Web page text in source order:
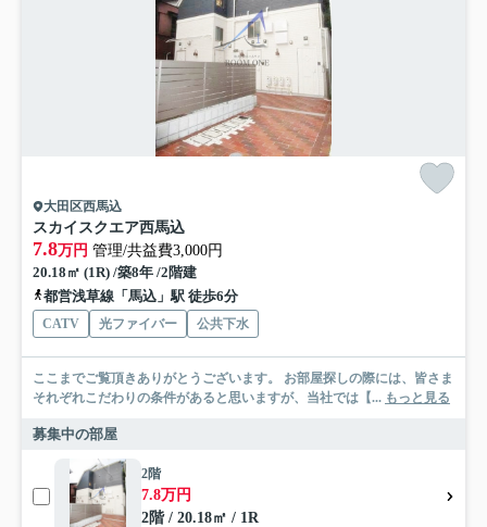
大田区西馬込
スカイスクエア西馬込
7.8万円 管理/共益費3,000円
20.18㎡ (1R) /築8年 /2階建
都営浅草線「馬込」駅 徒歩6分
CATV 光ファイバー 公共下水
ここまでご覧頂きありがとうございます。 お部屋探しの際には、皆さま
それぞれこだわりの条件があると思いますが、当社では【... もっと見る
募集中の部屋
2階
7.8万円
2階 / 20.18㎡ / 1R